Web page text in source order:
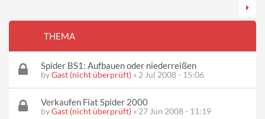
THEMA
Spider BS1: Aufbauen oder niederreißen
byGast (nicht überprüft) » 2 Jul 2008 - 15:06
Verkaufen Fiat Spider 2000
byGast (nicht überprüft) » 27 Jun 2008 - 11:19